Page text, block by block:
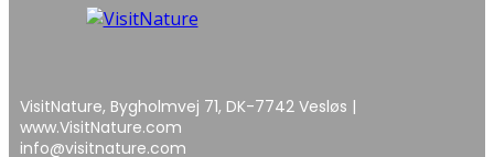
VisitNature, Bygholmvej 71, DK-7742 Vesløs |
www.VisitNature.com
info@visitnature.com